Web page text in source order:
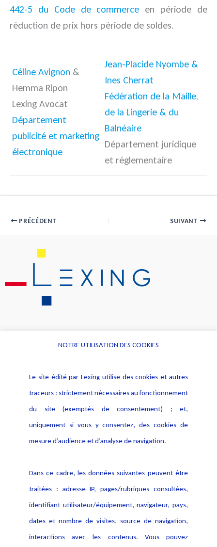
442-5 du Code de commerce en période de
réduction de prix hors période de soldes.
Céline Avignon &
Hemma Ripon
Lexing Avocat
Département
publicité et marketing
électronique
Jean-Placide Nyombe &
Ines Cherrat
Fédération de la Maille,
de la Lingerie & du
Balnéaire
Département juridique
et réglementaire
PRÉCÉDENT SUIVANT
Alerte professionnelle
Déclaration d'accessibilité
Notice Légale
Politique de protection des
données
Publications
NOTRE UTILISATION DES COOKIES
Le site édité par Lexing utilise des cookies et autres
traceurs : strictement nécessaires au fonctionnement
du site (exemptés de consentement) ; et,
uniquement si vous y consentez, des cookies de
mesure d’audience et d’analyse de navigation.
Dans ce cadre, les données suivantes peuvent être
traitées : adresse IP, pages/rubriques consultées,
identifiant utilisateur/équipement, navigateur, pays,
dates et nombre de visites, source de navigation,
interactions avec les contenus. Vous pouvez